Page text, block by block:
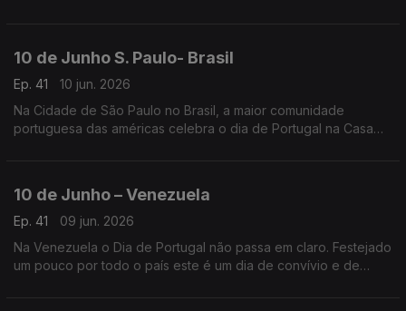
10 de Junho S. Paulo- Brasil
Ep. 41
10 jun. 2026
Na Cidade de São Paulo no Brasil, a maior comunidade
portuguesa das américas celebra o dia de Portugal na Casa
10 de Junho – Venezuela
Ep. 41
09 jun. 2026
Na Venezuela o Dia de Portugal não passa em claro. Festejado
um pouco por todo o país este é um dia de convívio e de